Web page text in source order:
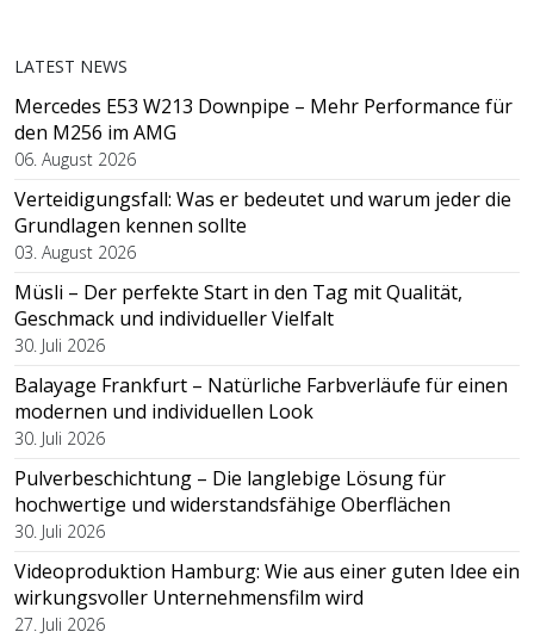
LATEST NEWS
Mercedes E53 W213 Downpipe – Mehr Performance für
den M256 im AMG
06. August 2026
Verteidigungsfall: Was er bedeutet und warum jeder die
Grundlagen kennen sollte
03. August 2026
Müsli – Der perfekte Start in den Tag mit Qualität,
Geschmack und individueller Vielfalt
30. Juli 2026
Balayage Frankfurt – Natürliche Farbverläufe für einen
modernen und individuellen Look
30. Juli 2026
Pulverbeschichtung – Die langlebige Lösung für
hochwertige und widerstandsfähige Oberflächen
30. Juli 2026
Videoproduktion Hamburg: Wie aus einer guten Idee ein
wirkungsvoller Unternehmensfilm wird
27. Juli 2026